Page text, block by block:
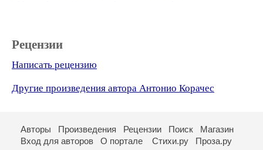
Рецензии
Написать рецензию
Другие произведения автора Антонио Корачес
Авторы Произведения Рецензии Поиск
Магазин
Вход для авторов
О портале Стихи.ру Проза.ру